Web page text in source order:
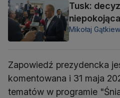
Tusk:
niepokojąca
Mikołaj
Zapowiedź prezydencka
komentowana i 31 maja
tematów w programie